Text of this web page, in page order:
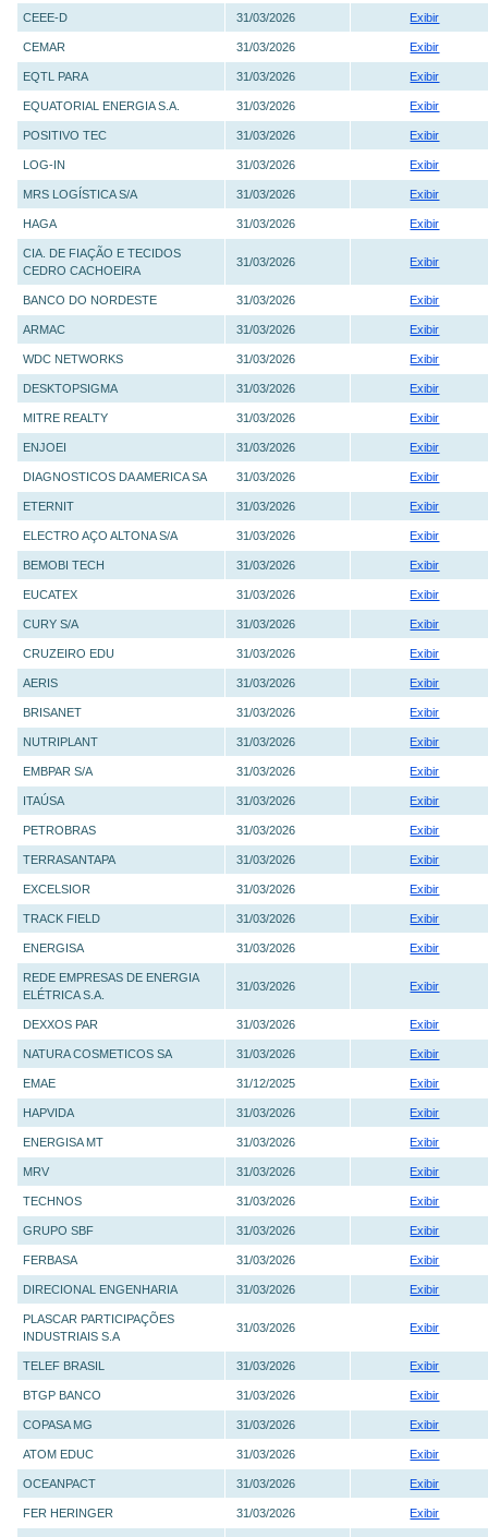
CEEE-D 31/03/2026 Exibir
CEMAR 31/03/2026 Exibir
EQTL PARA 31/03/2026 Exibir
EQUATORIAL ENERGIA S.A. 31/03/2026 Exibir
POSITIVO TEC 31/03/2026 Exibir
LOG-IN 31/03/2026 Exibir
MRS LOGÍSTICA S/A 31/03/2026 Exibir
HAGA 31/03/2026 Exibir
CIA. DE FIAÇÃO E TECIDOS
CEDRO CACHOEIRA
31/03/2026 Exibir
BANCO DO NORDESTE 31/03/2026 Exibir
ARMAC 31/03/2026 Exibir
WDC NETWORKS 31/03/2026 Exibir
DESKTOPSIGMA 31/03/2026 Exibir
MITRE REALTY 31/03/2026 Exibir
ENJOEI 31/03/2026 Exibir
DIAGNOSTICOS DA AMERICA SA 31/03/2026 Exibir
ETERNIT 31/03/2026 Exibir
ELECTRO AÇO ALTONA S/A 31/03/2026 Exibir
BEMOBI TECH 31/03/2026 Exibir
EUCATEX 31/03/2026 Exibir
CURY S/A 31/03/2026 Exibir
CRUZEIRO EDU 31/03/2026 Exibir
AERIS 31/03/2026 Exibir
BRISANET 31/03/2026 Exibir
NUTRIPLANT 31/03/2026 Exibir
EMBPAR S/A 31/03/2026 Exibir
ITAÚSA 31/03/2026 Exibir
PETROBRAS 31/03/2026 Exibir
TERRASANTAPA 31/03/2026 Exibir
EXCELSIOR 31/03/2026 Exibir
TRACK FIELD 31/03/2026 Exibir
ENERGISA 31/03/2026 Exibir
REDE EMPRESAS DE ENERGIA
ELÉTRICA S.A.
31/03/2026 Exibir
DEXXOS PAR 31/03/2026 Exibir
NATURA COSMETICOS SA 31/03/2026 Exibir
EMAE 31/12/2025 Exibir
HAPVIDA 31/03/2026 Exibir
ENERGISA MT 31/03/2026 Exibir
MRV 31/03/2026 Exibir
TECHNOS 31/03/2026 Exibir
GRUPO SBF 31/03/2026 Exibir
FERBASA 31/03/2026 Exibir
DIRECIONAL ENGENHARIA 31/03/2026 Exibir
PLASCAR PARTICIPAÇÕES
INDUSTRIAIS S.A
31/03/2026 Exibir
TELEF BRASIL 31/03/2026 Exibir
BTGP BANCO 31/03/2026 Exibir
COPASA MG 31/03/2026 Exibir
ATOM EDUC 31/03/2026 Exibir
OCEANPACT 31/03/2026 Exibir
FER HERINGER 31/03/2026 Exibir